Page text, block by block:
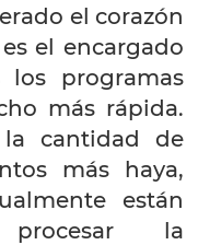
el corazón
el encargado
programas
más rápida.
cantidad de
más haya,
están
la